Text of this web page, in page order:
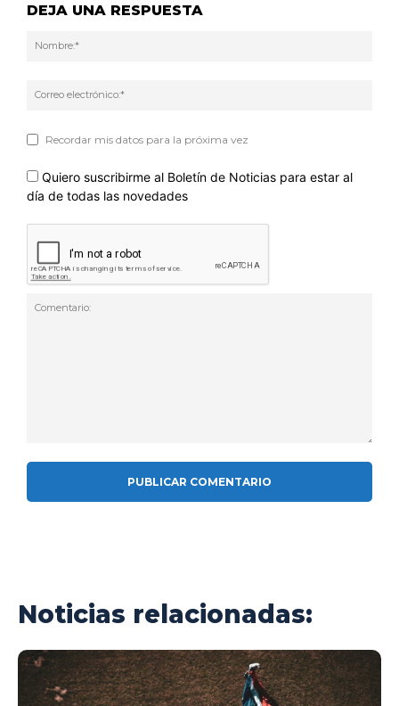
DEJA UNA RESPUESTA
Recordar mis datos para la próxima vez
Quiero suscribirme al Boletín de Noticias para estar al
día de todas las novedades
Noticias relacionadas: